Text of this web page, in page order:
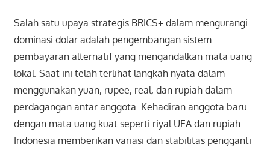
Salah satu upaya strategis BRICS+ dalam mengurangi
dominasi dolar adalah pengembangan sistem
pembayaran alternatif yang mengandalkan mata uang
lokal. Saat ini telah terlihat langkah nyata dalam
menggunakan yuan, rupee, real, dan rupiah dalam
perdagangan antar anggota. Kehadiran anggota baru
dengan mata uang kuat seperti riyal UEA dan rupiah
Indonesia memberikan variasi dan stabilitas pengganti